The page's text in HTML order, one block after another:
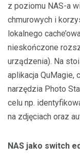
z poziomu NAS-a
chmurowych i
lokalnego
nieskończone
urządzenia). Na
aplikacja QuMagie,
narzędzia Photo
celu np.
na zdjęciach oraz
NAS jako switch